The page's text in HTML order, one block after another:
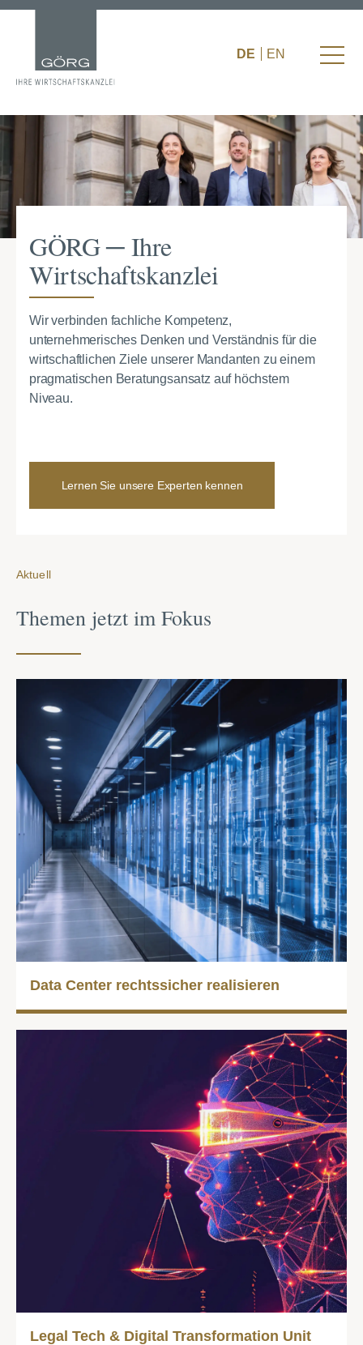
DE EN
GÖRG ─ Ihre
Wirtschaftskanzlei
Wir verbinden fachliche Kompetenz,
unternehmerisches Denken und Verständnis für die
wirtschaftlichen Ziele unserer Mandanten zu einem
pragmatischen Beratungsansatz auf höchstem
Niveau.
Lernen Sie unsere Experten kennen
Aktuell
Themen jetzt im Fokus
Data Center rechts­sicher reali­sieren
Legal Tech & Digital Trans­for­mation Unit